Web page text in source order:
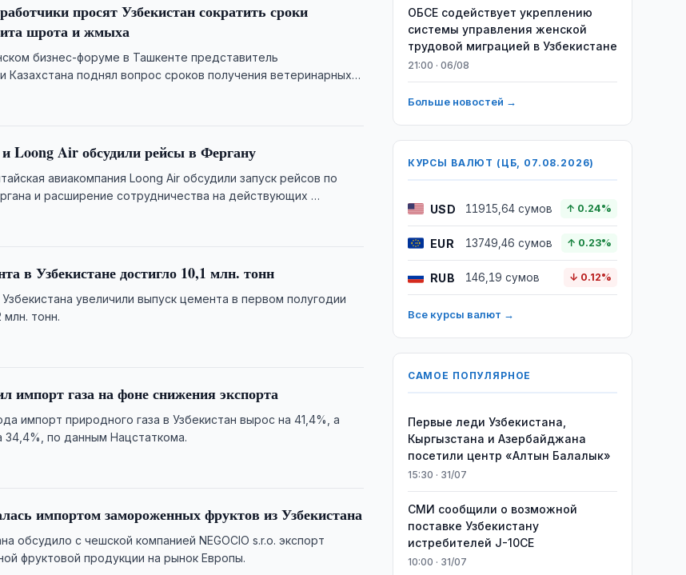
просят Узбекистан сократить сроки
шрота и жмыха
бизнес-форуме в Ташкенте представитель
Казахстана поднял вопрос сроков получения ветеринарных
Loong Air обсудили рейсы в Фергану
авиакомпания Loong Air обсудили запуск рейсов по
и расширение сотрудничества на действующих …
в Узбекистане достигло 10,1 млн. тонн
увеличили выпуск цемента в первом полугодии
млн. тонн.
импорт газа на фоне снижения экспорта
импорт природного газа в Узбекистан вырос на 41,4%, а
34,4%, по данным Нацстаткома.
импортом замороженных фруктов из Узбекистана
обсудило с чешской компанией NEGOCIO s.r.o. экспорт
фруктовой продукции на рынок Европы.
ОБСЕ содействует укреплению
системы управления женской
трудовой миграцией в Узбекистане
21:00 · 06/08
Больше новостей →
КУРСЫ ВАЛЮТ (ЦБ, 07.08.2026)
USD 11915,64 сумов ↑ 0.24%
EUR 13749,46 сумов ↑ 0.23%
RUB 146,19 сумов ↓ 0.12%
Все курсы валют →
САМОЕ ПОПУЛЯРНОЕ
Первые леди Узбекистана,
Кыргызстана и Азербайджана
посетили центр «Алтын Балалык»
15:30 · 31/07
СМИ сообщили о возможной
поставке Узбекистану
истребителей J-10CE
10:00 · 31/07